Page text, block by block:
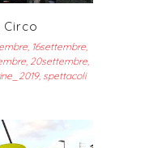
16settembre,
20settembre,
spettacoli